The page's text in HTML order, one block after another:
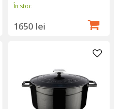
În stoc
1650 lei